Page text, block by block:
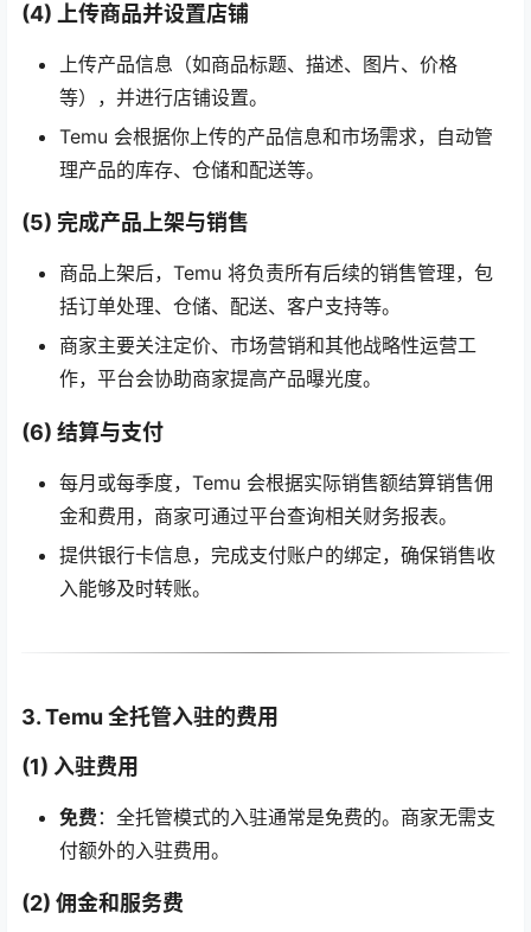
(4) 上传商品并设置店铺
上传产品信息（如商品标题、描述、图片、价格
等），并进行店铺设置。
Temu 会根据你上传的产品信息和市场需求，自动管
理产品的库存、仓储和配送等。
(5) 完成产品上架与销售
商品上架后，Temu 将负责所有后续的销售管理，包
括订单处理、仓储、配送、客户支持等。
商家主要关注定价、市场营销和其他战略性运营工
作，平台会协助商家提高产品曝光度。
(6) 结算与支付
每月或每季度，Temu 会根据实际销售额结算销售佣
金和费用，商家可通过平台查询相关财务报表。
提供银行卡信息，完成支付账户的绑定，确保销售收
入能够及时转账。
3. Temu 全托管入驻的费用
(1) 入驻费用
免费 ：全托管模式的入驻通常是免费的。商家无需支
付额外的入驻费用。
(2) 佣金和服务费